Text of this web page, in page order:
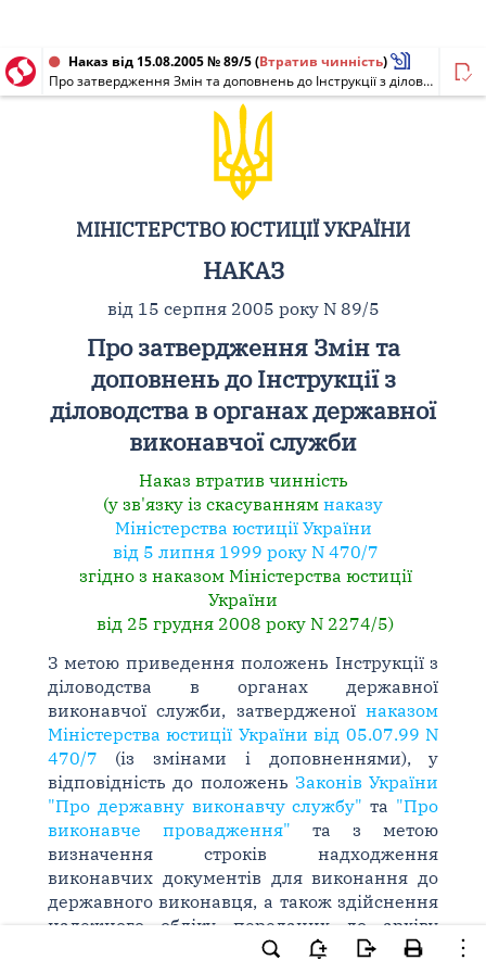
Наказ від 15.08.2005 № 89/5(Втратив чинність)
Про затвердження Змін та доповнень до Інструкції з діловодства в органах державної виконавчої служби
МІНІСТЕРСТВО ЮСТИЦІЇ УКРАЇНИ
НАКАЗ
від 15 серпня 2005 року N 89/5
Про затвердження Змін та
доповнень до Інструкції з
діловодства в органах державної
виконавчої служби
Наказ втратив чинність
(у зв'язку із скасуванням наказу
Міністерства юстиції України
від 5 липня 1999 року N 470/7
згідно з наказом Міністерства юстиції
України
від 25 грудня 2008 року N 2274/5)
З метою приведення положень Інструкції з
діловодства в органах державної
виконавчої служби, затвердженоїнаказом
Міністерства юстиції України від 05.07.99 N
470/7 (із змінами і доповненнями), у
відповідність до положень Законів України
"Про державну виконавчу службу" та "Про
виконавче провадження" та з метою
визначення строків надходження
виконавчих документів для виконання до
державного виконавця, а також здійснення
належного обліку переданих до архіву
виконавчих проваджень, у відкритті яких